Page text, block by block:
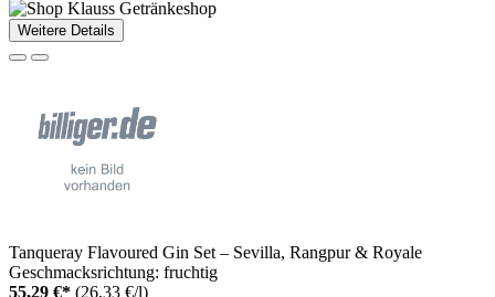
Weitere Details
Tanqueray Flavoured Gin Set – Sevilla, Rangpur & Royale
Geschmacksrichtung: fruchtig
55,29 €* (26,33 €/l)